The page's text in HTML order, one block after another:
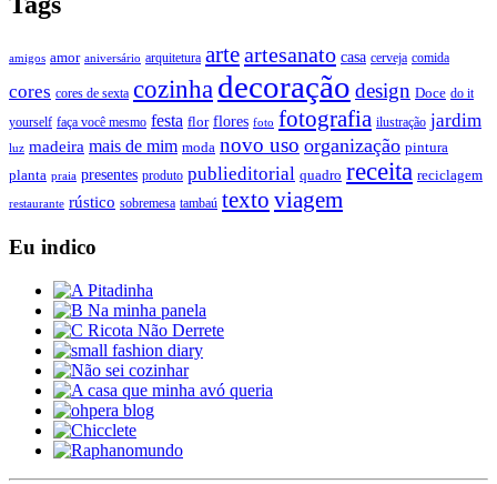
amigos amor aniversário arquitetura arteartesanato casa cerveja comida
cores cores de sexta cozinhadecoração design Doce do it
yourself faça você mesmo festa flor flores foto fotografia ilustração jardim
luz madeira mais de mim moda novo uso organização pintura
planta praia presentes produto publieditorial quadro receita reciclagem
restaurante rústico sobremesa tambaú texto viagem
Eu indico